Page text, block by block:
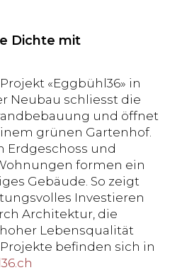
Dichte mit
«Eggbühl36» in
Neubau schliesst die
und öffnet
grünen Gartenhof.
Erdgeschoss und
formen ein
Gebäude. So zeigt
Investieren
Architektur, die
Lebensqualität
befinden sich in